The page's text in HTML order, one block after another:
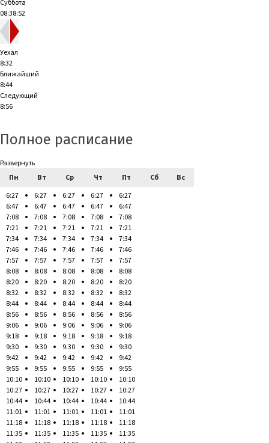
Суббота
08:38:53
Уехал
8:32
Ближайший
8:44
Следующий
8:56
Полное расписание
Развернуть
Пн
Вт Ср Чт Пт Сб
Вс
6:27
6:47
7:08
7:21
7:34
7:46
7:57
8:08
8:20
8:32
8:44
8:56
9:06
9:18
9:30
9:42
9:55
10:10
10:27
10:44
11:01
11:18
11:35
6:27
6:47
7:08
7:21
7:34
7:46
7:57
8:08
8:20
8:32
8:44
8:56
9:06
9:18
9:30
9:42
9:55
10:10
10:27
10:44
11:01
11:18
11:35
6:27
6:47
7:08
7:21
7:34
7:46
7:57
8:08
8:20
8:32
8:44
8:56
9:06
9:18
9:30
9:42
9:55
10:10
10:27
10:44
11:01
11:18
11:35
6:27
6:47
7:08
7:21
7:34
7:46
7:57
8:08
8:20
8:32
8:44
8:56
9:06
9:18
9:30
9:42
9:55
10:10
10:27
10:44
11:01
11:18
11:35
6:27
6:47
7:08
7:21
7:34
7:46
7:57
8:08
8:20
8:32
8:44
8:56
9:06
9:18
9:30
9:42
9:55
10:10
10:27
10:44
11:01
11:18
11:35